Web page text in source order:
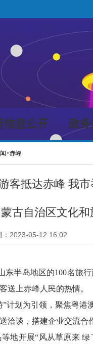
信息公开 政
>赤峰
客抵达赤峰 我
古自治区文化
：2023-05-12 16:02
东半岛地区的100名旅
送上赤峰人民的热情。
计划为引领，聚焦粤
洽谈，搭建企业交流
地开展“风从草原来